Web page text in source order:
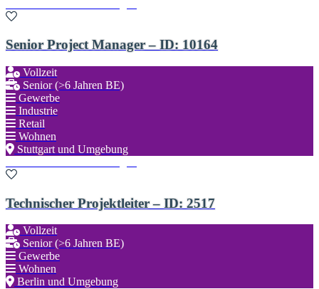
Senior Project Manager – ID: 10164
Vollzeit
Senior (>6 Jahren BE)
Gewerbe
Industrie
Retail
Wohnen
Stuttgart und Umgebung
Technischer Projektleiter – ID: 2517
Vollzeit
Senior (>6 Jahren BE)
Gewerbe
Wohnen
Berlin und Umgebung